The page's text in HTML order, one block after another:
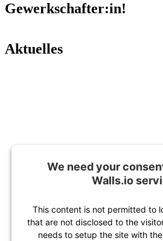
Gewerkschafter:in!
Aktuelles
We need your
Walls.io
This content is not permitted to
that are not disclosed to the
needs to setup the site with